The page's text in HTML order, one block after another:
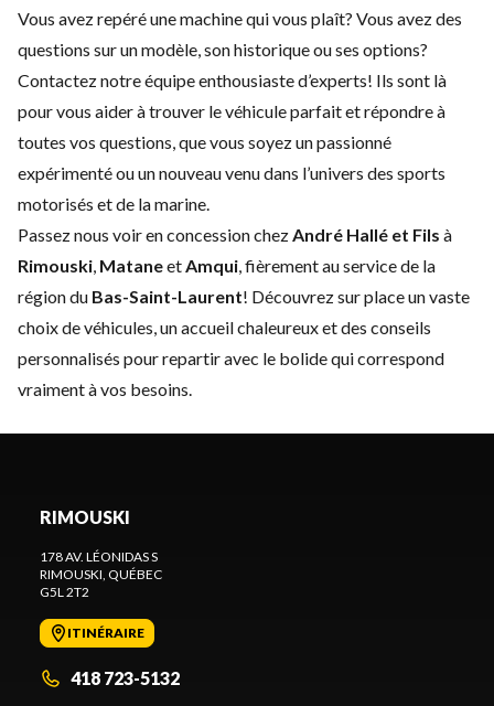
Vous avez repéré une machine qui vous plaît? Vous avez des
questions sur un modèle, son historique ou ses options?
Contactez notre équipe enthousiaste d’experts! Ils sont là
pour vous aider à trouver le véhicule parfait et répondre à
toutes vos questions, que vous soyez un passionné
expérimenté ou un nouveau venu dans l’univers des sports
motorisés et de la marine.
Passez nous voir en concession chezAndré Hallé et Fils à
Rimouski, MataneetAmqui, fièrement au service de la
région du Bas-Saint-Laurent! Découvrez sur place un vaste
choix de véhicules, un accueil chaleureux et des conseils
personnalisés pour repartir avec le bolide qui correspond
vraiment à vos besoins.
RIMOUSKI
178 AV. LÉONIDAS S
RIMOUSKI, QUÉBEC
G5L 2T2
ITINÉRAIRE
418 723-5132